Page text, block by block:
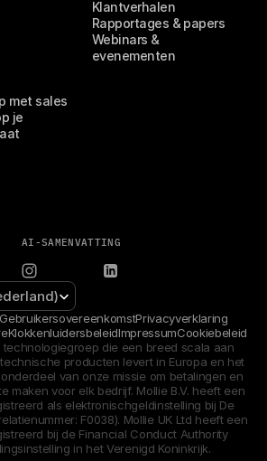
met sales
je
Klantverhalen
Rapportages & papers
Webinars &
evenementen
AI-SAMENVATTING
GebruikersovereenkomstPrivacyverklaring
KlokkenluidersbeleidImpressumCookiebeleid
die een breed scala aan
producten levert in Europa en het
van onze missie om betalingen en
maken voor elk bedrijf. Mollie B.V. heeft een
als elektronischgeldinstelling bij De
F0038). Mollie UK Ltd heeft een
bij de Financial Conduct Authority
in het Verenigd Koninkrijk.